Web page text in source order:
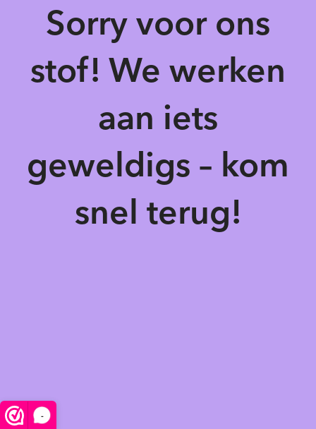
-
Sorry voor ons
stof! We werken
aan iets
geweldigs – kom
snel terug!